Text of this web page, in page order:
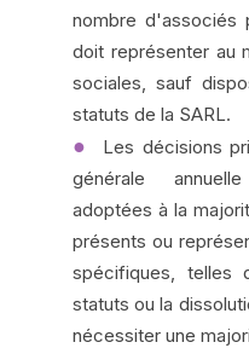
nombre d'associés
doit représenter au
sociales, sauf
statuts de la SARL.
Les décisions
générale
adoptées à la
présents ou
spécifiques, telles
statuts ou la
nécessiter une